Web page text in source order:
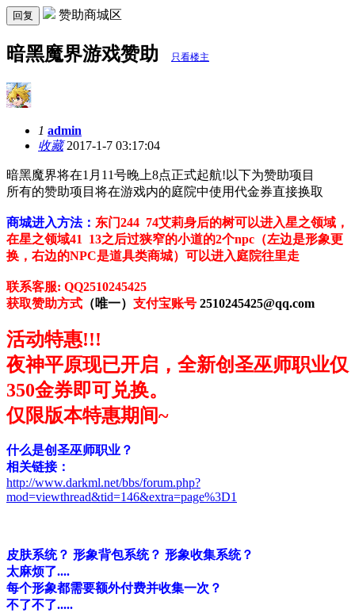
回复 赞助商城区
暗黑魔界游戏赞助 只看楼主
1 admin
收藏2017-1-7 03:17:04
暗黑魔界将在1月11号晚上8点正式起航! 以下为赞助项目
所有的赞助项目将在游戏内的庭院中使用代金券直接换取
商城进入方法： 东门244 74艾莉身后的树可以进入星之领域，
在星之领域41 13之后过狭窄的小道的2个npc（左边是形象更
换，右边的NPC是道具类商城）可以进入庭院往里走
联系客服: QQ2510245425
获取赞助方式 （唯一） 支付宝账号 2510245425@qq.com
活动特惠!!!
夜神平原现已开启，全新创圣巫师职业仅
350金券即可兑换。
仅限版本特惠期间~
什么是创圣巫师职业？
相关链接：
http://www.darkml.net/bbs/forum.php?
mod=viewthread&tid=146&extra=page%3D1
皮肤系统？ 形象背包系统？ 形象收集系统？
太麻烦了....
每个形象都需要额外付费并收集一次？
不了不了.....